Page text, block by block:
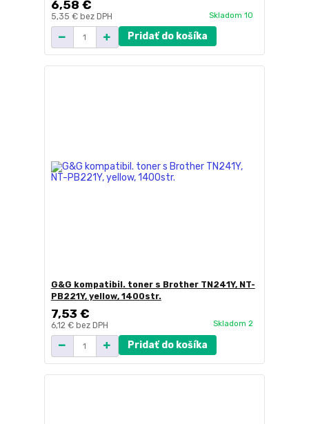
6,58 €
5,35 € bez DPH Skladom 10
Pridať do košíka
G&G kompatibil. toner s Brother TN241Y, NT-
PB221Y, yellow, 1400str.
7,53 €
6,12 € bez DPH Skladom 2
Pridať do košíka